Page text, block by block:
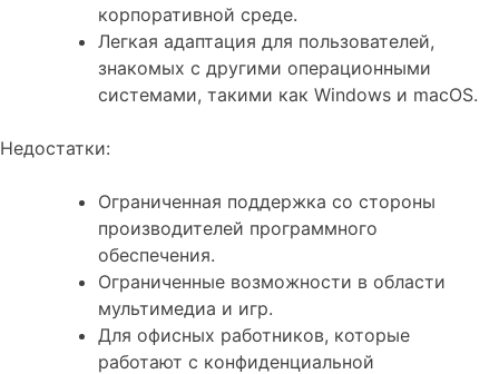
корпоративной среде.
Легкая адаптация для пользователей,
знакомых с другими операционными
системами, такими как Windows и macOS.
Недостатки:
Ограниченная поддержка со стороны
производителей программного
обеспечения.
Ограниченные возможности в области
мультимедиа и игр.
Для офисных работников, которые
работают с конфиденциальной